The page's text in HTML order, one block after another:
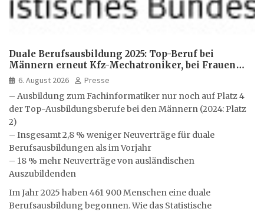
Duale Berufsausbildung 2025: Top-Beruf bei
Männern erneut Kfz-Mechatroniker, bei Frauen
medizinische Fachangestellte
6. August 2026
Presse
– Ausbildung zum Fachinformatiker nur noch auf Platz 4
der Top-Ausbildungsberufe bei den Männern (2024: Platz
2)
– Insgesamt 2,8 % weniger Neuverträge für duale
Berufsausbildungen als im Vorjahr
– 18 % mehr Neuverträge von ausländischen
Auszubildenden
Im Jahr 2025 haben 461 900 Menschen eine duale
Berufsausbildung begonnen. Wie das Statistische